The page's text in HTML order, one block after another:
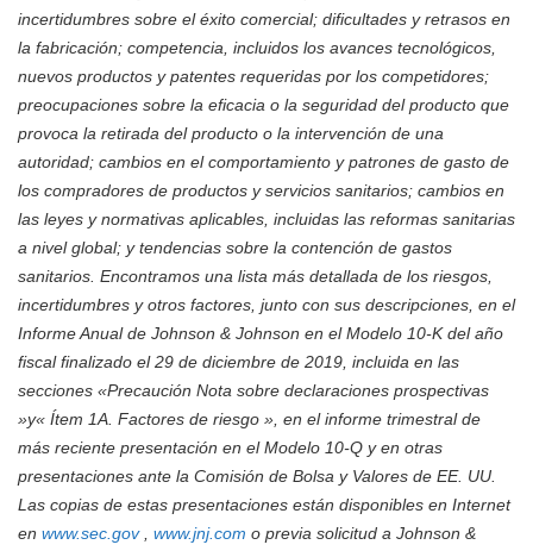
incertidumbres sobre el éxito comercial; dificultades y retrasos en
la fabricación; competencia, incluidos los avances tecnológicos,
nuevos productos y patentes requeridas por los competidores;
preocupaciones sobre la eficacia o la seguridad del producto que
provoca la retirada del producto o la intervención de una
autoridad; cambios en el comportamiento y patrones de gasto de
los compradores de productos y servicios sanitarios; cambios en
las leyes y normativas aplicables, incluidas las reformas sanitarias
a nivel global; y tendencias sobre la contención de gastos
sanitarios. Encontramos una lista más detallada de los riesgos,
incertidumbres y otros factores, junto con sus descripciones, en el
Informe Anual de Johnson & Johnson en el Modelo 10-K del año
fiscal finalizado el 29 de diciembre de 2019, incluida en las
secciones «Precaución Nota sobre declaraciones prospectivas
»y« Ítem 1A. Factores de riesgo », en el informe trimestral de
más reciente presentación en el Modelo 10-Q y en otras
presentaciones ante la Comisión de Bolsa y Valores de EE. UU.
Las copias de estas presentaciones están disponibles en Internet
en www.sec.gov, www.jnj.com o previa solicitud a Johnson &